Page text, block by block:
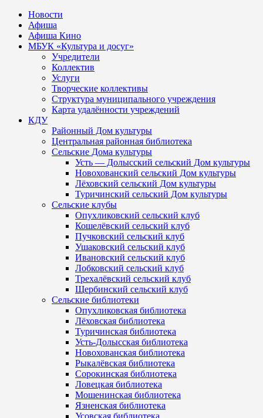
Новости
Афиша
Афиша Кино
МБУК «Культура и досуг»
Учредители
Коллектив
Услуги
Творческие коллективы
Структура муниципального учреждения
Карта удалённости учреждений
КДУ
Районный Дом культуры
Центральная районная библиотека
Сельские Дома культуры
Усть — Долысский сельский Дом культуры
Новохованский сельский Дом культуры
Лёховский сельский Дом культуры
Туричинский сельский Дом культуры
Сельские клубы
Опухликовский сельский клуб
Кошелёвский сельский клуб
Пучковский сельский клуб
Ушаковский сельский клуб
Ивановский сельский клуб
Лобковский сельский клуб
Трехалёвский сельский клуб
Щербинский сельский клуб
Сельские библиотеки
Опухликовская библиотека
Лёховская библиотека
Туричинская библиотека
Усть-Долысская библиотека
Новохованская библиотека
Рыкалёвская библиотека
Сорокинская библиотека
Ловецкая библиотека
Мошенинская библиотека
Язненская библиотека
Усовская библиотека